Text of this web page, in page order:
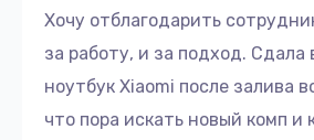
Хочу отблагодарить
за работу, и за подход. Сдала
ноутбук Xiaomi после залива
что пора искать новый комп и